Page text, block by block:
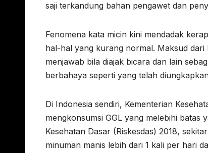
saji terkandung bahan pengawet dan
Fenomena kata micin kini mendadak
hal-hal yang kurang normal. Maksud
menjawab bila diajak bicara dan lain
berbahaya seperti yang telah
Di Indonesia sendiri, Kementerian
mengkonsumsi GGL yang melebihi batas
Kesehatan Dasar (Riskesdas) 2018,
minuman manis lebih dari 1 kali per hari